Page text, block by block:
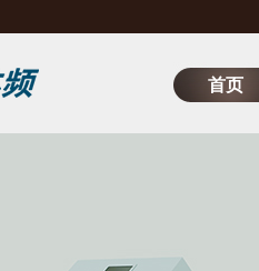
首页